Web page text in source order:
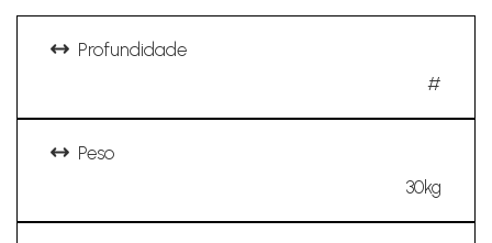
Profundidade
#
Peso
30kg